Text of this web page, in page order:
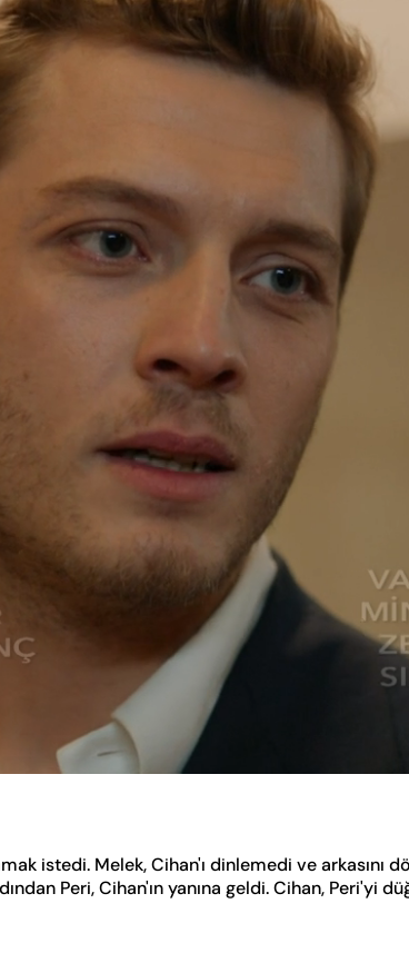
istedi. Melek, Cihan'ı dinlemedi ve arkasını
Peri, Cihan'ın yanına geldi. Cihan, Peri'yi